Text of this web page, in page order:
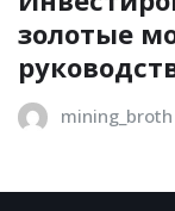
золотые
mining_broth